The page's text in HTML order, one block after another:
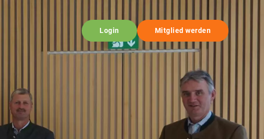
Login Mitglied werden